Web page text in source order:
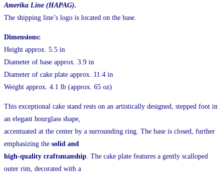
Amerika Line (HAPAG).
The shipping line’s logo is located on the base.
Dimensions:
Height approx. 5.5 in
Diameter of base approx. 3.9 in
Diameter of cake plate approx. 11.4 in
Weight approx. 4.1 lb (approx. 65 oz)
This exceptional cake stand rests on an artistically designed, stepped foot in
an elegant hourglass shape,
accentuated at the center by a surrounding ring. The base is closed, further
emphasizing the solid and
high-quality craftsmanship . The cake plate features a gently scalloped
outer rim, decorated with a